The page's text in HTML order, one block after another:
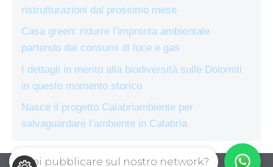
ristrutturazioni dal prossimo mese
Casa green: ridurre l’impronta ambientale
partendo dai consumi di luce e gas
I dettagli in merito alla biodiversità sulle Dolomiti
in questo momento storico
Nasce il progetto Calabriambiente per
salvaguardare l’ambiente in Calabria
Vuoi pubblicare sul nostro network?